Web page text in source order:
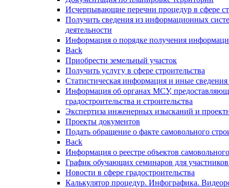
Исчерпывающие перечни процедур в сфере
Получить сведения из информационных
деятельности
Информация о порядке получения
Back
Приобрести земельный участок
Получить услугу в сфере строительства
Статистическая информация и иные сведения
Информация об органах МСУ,
градостроительства и строительства
Экспертиза инженерных изысканий и
Проекты документов
Подать обращение о факте самовольного
Back
Информация о реестре объектов
График обучающих семинаров для участников
Новости в сфере градостроительства
Калькулятор процедур. Инфографика.